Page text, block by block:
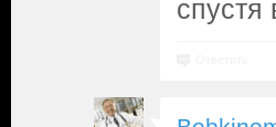
спустя